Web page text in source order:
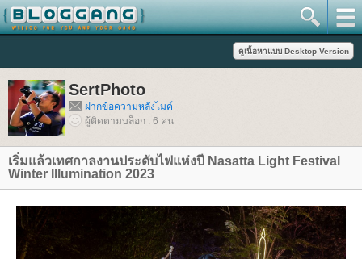
SertPhoto
ฝากข้อความหลังไมค์
ผู้ติดตามบล็อก : 6 คน
เริ่มแล้วเทศกาลงานประดับไฟแห่งปี Nasatta Light Festival
Winter Illumination 2023